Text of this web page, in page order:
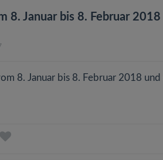
8. Januar bis 8. Februar
8. Januar bis 8. Februar 2018 und